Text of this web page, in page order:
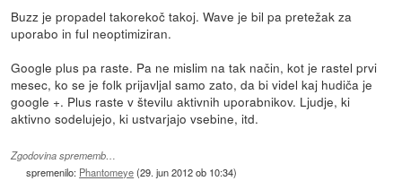
Buzz je propadel takorekoč takoj. Wave je bil pa pretežak za
uporabo in ful neoptimiziran.
Google plus pa raste. Pa ne mislim na tak način, kot je rastel prvi
mesec, ko se je folk prijavljal samo zato, da bi videl kaj hudiča je
google +. Plus raste v številu aktivnih uporabnikov. Ljudje, ki
aktivno sodelujejo, ki ustvarjajo vsebine, itd.
Zgodovina sprememb…
spremenilo: Phantomeye(29. jun 2012 ob 10:34)